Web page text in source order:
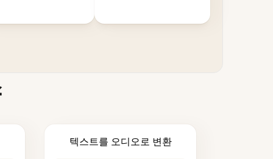
텍스트를 오디오로 변환